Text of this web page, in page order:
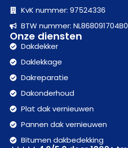
KvK nummer: 97524336
BTW nummer:
Onze diensten
Dakdekker
Daklekkage
Dakreparatie
Dakonderhoud
Plat dak vernieuwen
Pannen dak vernieuwen
Bitumen dakbedekking